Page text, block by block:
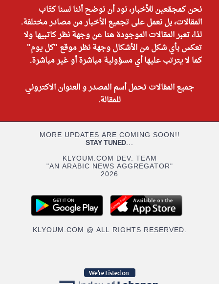
نحن كمجمّعين للأخبار، نود أن نوضح أننا لسنا كتّاب
المقالات، بل نعمل على تجميع الأخبار من مصادر مختلفة.
لذا، تعبر المقالات الموجودة هنا عن وجهة نظر كاتبيها ولا
تعكس بأي شكل من الأشكال وجهة نظر موقع "كل يوم"
كما لا يترتب عليها أي مسؤولية مباشرة أو غير مباشرة.
جميع المقالات تحمل أسم المصدر و العنوان الاكتروني
للمقالة.
MORE UPDATES ARE COMING SOON!!
STAY TUNED...
KLYOUM.COM DEV. TEAM
"AN ARABIC NEWS AGGREGATOR"
2026
KLYOUM.COM @ ALL RIGHTS RESERVED.